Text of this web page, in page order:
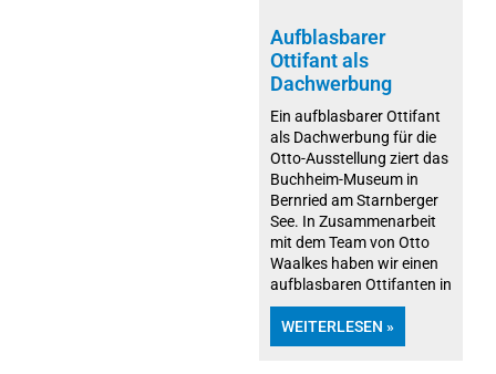
Aufblasbarer
Ottifant als
Dachwerbung
Ein aufblasbarer Ottifant
als Dachwerbung für die
Otto-Ausstellung ziert das
Buchheim-Museum in
Bernried am Starnberger
See. In Zusammenarbeit
mit dem Team von Otto
Waalkes haben wir einen
aufblasbaren Ottifanten in
WEITERLESEN »